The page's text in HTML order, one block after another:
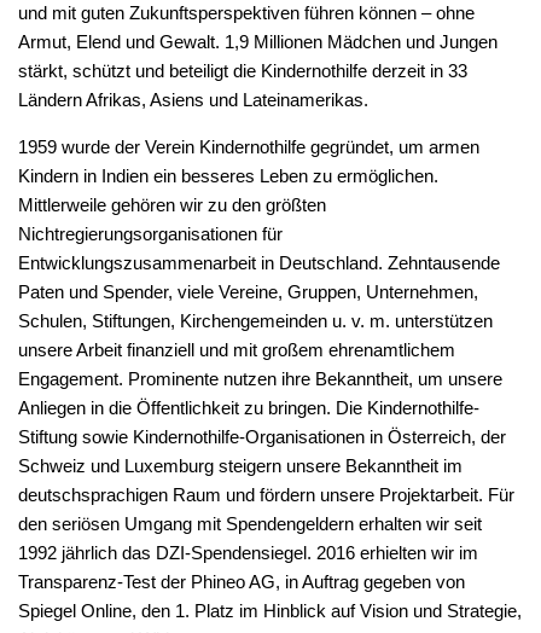
und mit guten Zukunftsperspektiven führen können – ohne
Armut, Elend und Gewalt. 1,9 Millionen Mädchen und Jungen
stärkt, schützt und beteiligt die Kindernothilfe derzeit in 33
Ländern Afrikas, Asiens und Lateinamerikas.
1959 wurde der Verein Kindernothilfe gegründet, um armen
Kindern in Indien ein besseres Leben zu ermöglichen.
Mittlerweile gehören wir zu den größten
Nichtregierungsorganisationen für
Entwicklungszusammenarbeit in Deutschland. Zehntausende
Paten und Spender, viele Vereine, Gruppen, Unternehmen,
Schulen, Stiftungen, Kirchengemeinden u. v. m. unterstützen
unsere Arbeit finanziell und mit großem ehrenamtlichem
Engagement. Prominente nutzen ihre Bekanntheit, um unsere
Anliegen in die Öffentlichkeit zu bringen. Die Kindernothilfe-
Stiftung sowie Kindernothilfe-Organisationen in Österreich, der
Schweiz und Luxemburg steigern unsere Bekanntheit im
deutschsprachigen Raum und fördern unsere Projektarbeit. Für
den seriösen Umgang mit Spendengeldern erhalten wir seit
1992 jährlich das DZI-Spendensiegel. 2016 erhielten wir im
Transparenz-Test der Phineo AG, in Auftrag gegeben von
Spiegel Online, den 1. Platz im Hinblick auf Vision und Strategie,